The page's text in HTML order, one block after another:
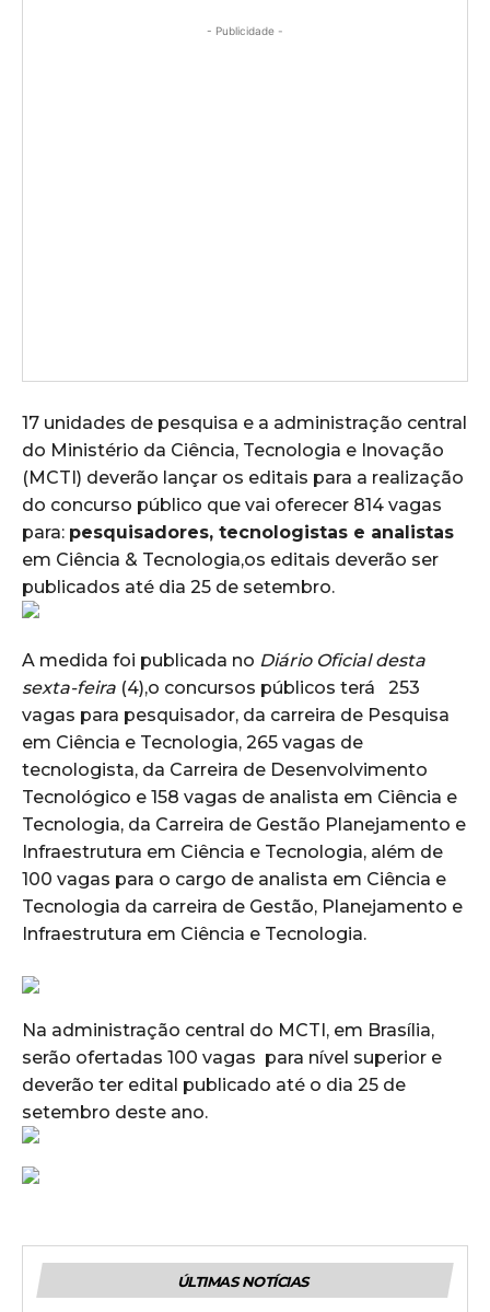
- Publicidade -
17 unidades de pesquisa e a administração central
do Ministério da Ciência, Tecnologia e Inovação
(MCTI) deverão lançar os editais para a realização
do concurso público que vai oferecer 814 vagas
para: pesquisadores, tecnologistas e analistas
em Ciência & Tecnologia,os editais deverão ser
publicados até dia 25 de setembro.
A medida foi publicada no Diário Oficial desta
sexta-feira (4),o concursos públicos terá 253
vagas para pesquisador, da carreira de Pesquisa
em Ciência e Tecnologia, 265 vagas de
tecnologista, da Carreira de Desenvolvimento
Tecnológico e 158 vagas de analista em Ciência e
Tecnologia, da Carreira de Gestão Planejamento e
Infraestrutura em Ciência e Tecnologia, além de
100 vagas para o cargo de analista em Ciência e
Tecnologia da carreira de Gestão, Planejamento e
Infraestrutura em Ciência e Tecnologia.
Na administração central do MCTI, em Brasília,
serão ofertadas 100 vagas para nível superior e
deverão ter edital publicado até o dia 25 de
setembro deste ano.
ÚLTIMAS NOTÍCIAS